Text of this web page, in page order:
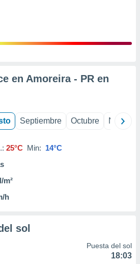
en Amoreira - PR en
Septiembre Octubre
25°C Min: 14°C
m²
h
sol
Puesta del sol
18:03